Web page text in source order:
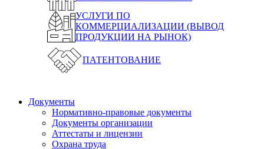
УСЛУГИ ПО
КОММЕРЦИАЛИЗАЦИИ (ВЫВОД
ПРОДУКЦИИ НА РЫНОК)
ПАТЕНТОВАНИЕ
Документы
Нормативно-правовые документы
Документы организации
Аттестаты и лицензии
Охрана труда